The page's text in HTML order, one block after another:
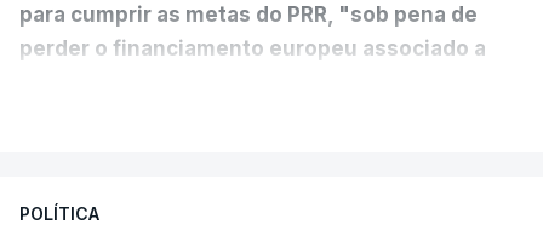
para cumprir as metas do PRR, "sob pena de
perder o financiamento europeu associado a
sistema mais simples, mais justo e transparente".
POLÍTICA